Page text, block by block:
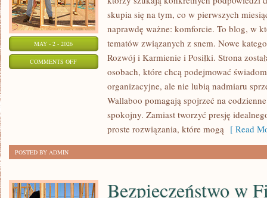
MAY - 2 - 2026
COMMENTS OFFON
skupia się na tym, co w pierwszych
naprawdę ważne: komforcie. To blog, w
tematów związanych z snem. Nowe
Rozwój i Karmienie i Posiłki. Strona
osobach, które chcą podejmować
organizacyjne, ale nie lubią nadmiaru
Wallaboo pomagają spojrzeć na
spokojny. Zamiast tworzyć presję
proste rozwiązania, które mogą [ Read
POSTED BY ADMIN
Bezpieczeństwo w